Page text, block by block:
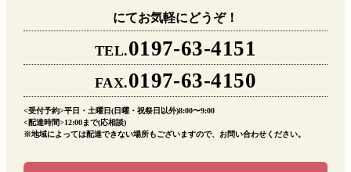
にてお気軽にどうぞ！
TEL.0197-63-4151
FAX.0197-63-4150
<受付予約>平日・土曜日(日曜・祝祭日以外)8:00〜9:00
<配達時間>12:00まで(応相談)
※地域によっては配達できない場所もございますので、お問い合わせください。